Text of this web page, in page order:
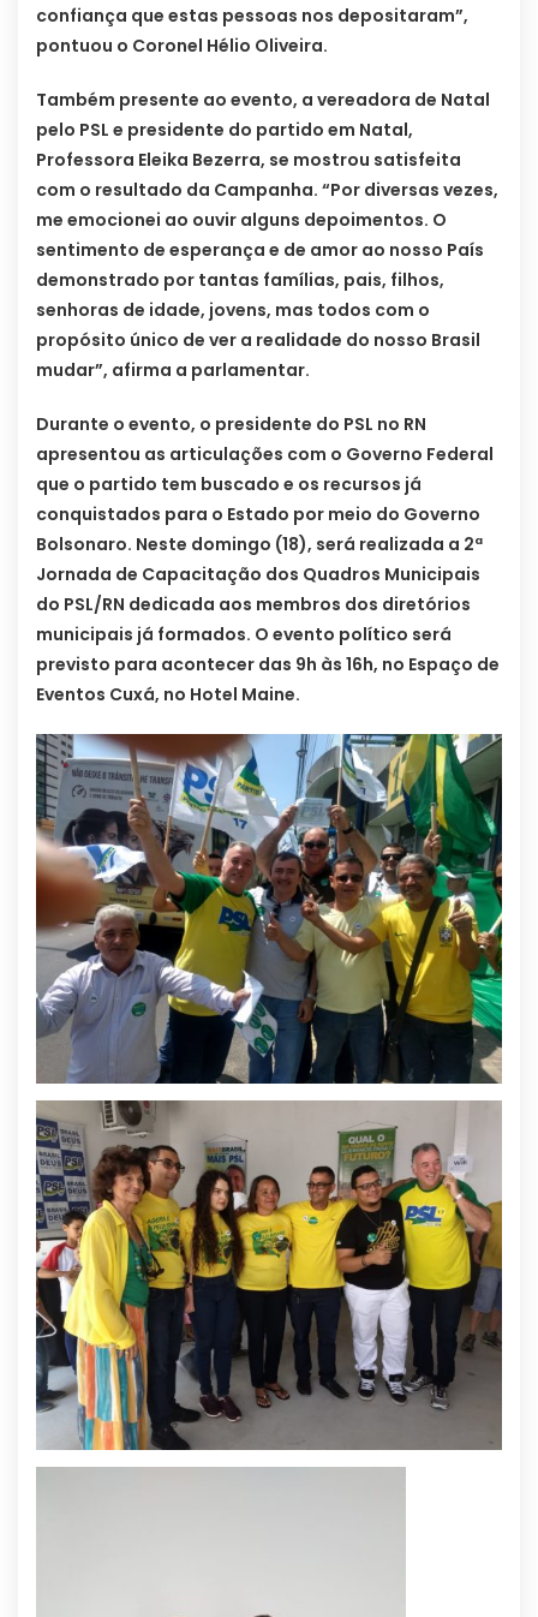
confiança que estas pessoas nos depositaram”,
pontuou o Coronel Hélio Oliveira.
Também presente ao evento, a vereadora de Natal
pelo PSL e presidente do partido em Natal,
Professora Eleika Bezerra, se mostrou satisfeita
com o resultado da Campanha. “Por diversas vezes,
me emocionei ao ouvir alguns depoimentos. O
sentimento de esperança e de amor ao nosso País
demonstrado por tantas famílias, pais, filhos,
senhoras de idade, jovens, mas todos com o
propósito único de ver a realidade do nosso Brasil
mudar”, afirma a parlamentar.
Durante o evento, o presidente do PSL no RN
apresentou as articulações com o Governo Federal
que o partido tem buscado e os recursos já
conquistados para o Estado por meio do Governo
Bolsonaro. Neste domingo (18), será realizada a 2ª
Jornada de Capacitação dos Quadros Municipais
do PSL/RN dedicada aos membros dos diretórios
municipais já formados. O evento político será
previsto para acontecer das 9h às 16h, no Espaço de
Eventos Cuxá, no Hotel Maine.